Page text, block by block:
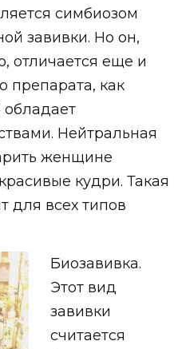
симбиозом
завивки. Но он,
отличается еще и
препарата, как
обладает
Нейтральная
женщине
кудри. Такая
для всех типов
Биозавивка.
Этот вид
завивки
считается